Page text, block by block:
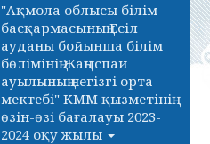
"Ақмола облысы білім
басқармасының Есіл
ауданы бойынша білім
бөлімінің Жаңыспай
ауылының негізгі орта
мектебі" КММ қызметінің
өзін-өзі бағалауы 2023-
2024 оқу жылы